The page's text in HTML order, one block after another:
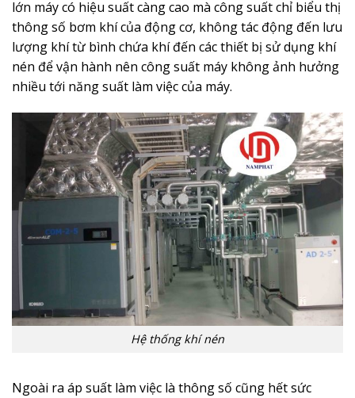
lớn máy có hiệu suất càng cao mà công suất chỉ biểu thị
thông số bơm khí của động cơ, không tác động đến lưu
lượng khí từ bình chứa khí đến các thiết bị sử dụng khí
nén để vận hành nên công suất máy không ảnh hưởng
nhiều tới năng suất làm việc của máy.
Hệ thống khí nén
Ngoài ra áp suất làm việc là thông số cũng hết sức